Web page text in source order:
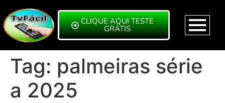
CLIQUE AQUI TESTE
GRÁTIS
Tag: palmeiras série
a 2025